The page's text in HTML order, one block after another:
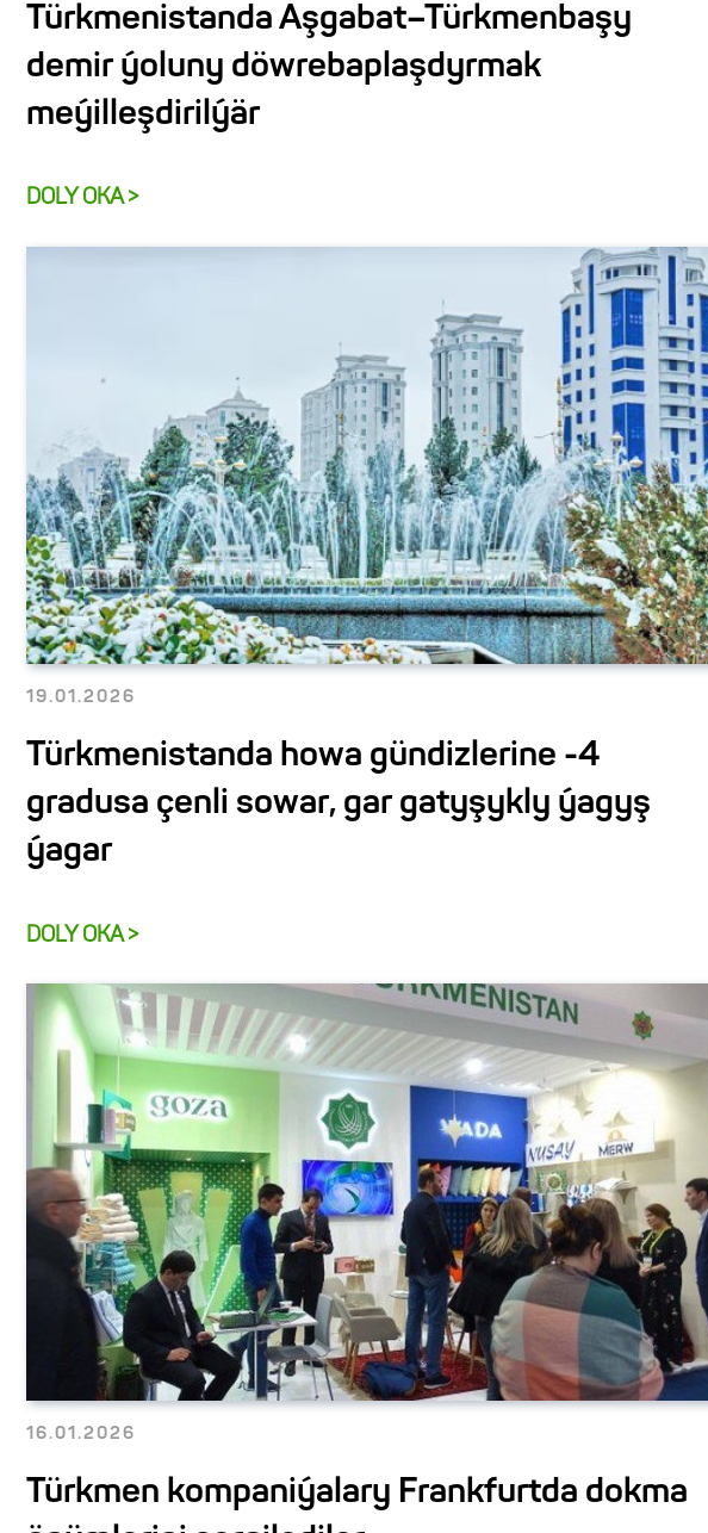
Türkmenistanda Aşgabat–Türkmenbaşy
demir ýoluny döwrebaplaşdyrmak
meýilleşdirilýär
DOLY OKA >
19.01.2026
Türkmenistanda howa gündizlerine -4
gradusa çenli sowar, gar gatyşykly ýagyş
ýagar
DOLY OKA >
16.01.2026
Türkmen kompaniýalary Frankfurtda dokma